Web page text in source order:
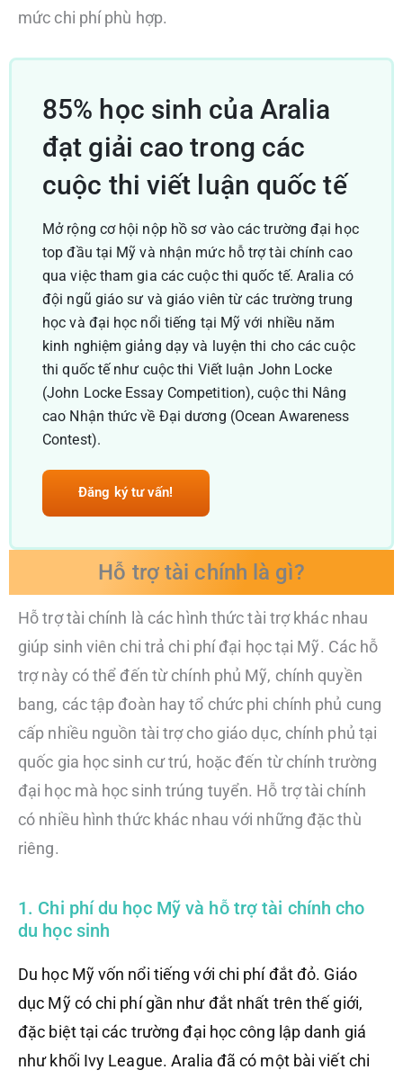
mức chi phí phù hợp.
85% học sinh của Aralia
đạt giải cao trong các
cuộc thi viết luận quốc tế
Mở rộng cơ hội nộp hồ sơ vào các trường đại học
top đầu tại Mỹ và nhận mức hỗ trợ tài chính cao
qua việc tham gia các cuộc thi quốc tế. Aralia có
đội ngũ giáo sư và giáo viên từ các trường trung
học và đại học nổi tiếng tại Mỹ với nhiều năm
kinh nghiệm giảng dạy và luyện thi cho các cuộc
thi quốc tế như cuộc thi Viết luận John Locke
(John Locke Essay Competition), cuộc thi Nâng
cao Nhận thức về Đại dương (Ocean Awareness
Contest).
Đăng ký tư vấn!
Hỗ trợ tài chính là gì?
Hỗ trợ tài chính là các hình thức tài trợ khác nhau
giúp sinh viên chi trả chi phí đại học tại Mỹ. Các hỗ
trợ này có thể đến từ chính phủ Mỹ, chính quyền
bang, các tập đoàn hay tổ chức phi chính phủ cung
cấp nhiều nguồn tài trợ cho giáo dục, chính phủ tại
quốc gia học sinh cư trú, hoặc đến từ chính trường
đại học mà học sinh trúng tuyển. Hỗ trợ tài chính
có nhiều hình thức khác nhau với những đặc thù
riêng.
1. Chi phí du học Mỹ và hỗ trợ tài chính cho
du học sinh
Du học Mỹ vốn nổi tiếng với chi phí đắt đỏ. Giáo
dục Mỹ có chi phí gần như đắt nhất trên thế giới,
đặc biệt tại các trường đại học công lập danh giá
như khối Ivy League. Aralia đã có một bài viết chi